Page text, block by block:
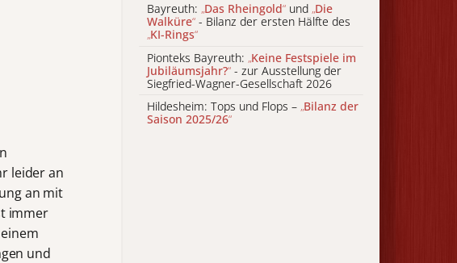
leider an
an mit
immer
und
Bayreuth: „Das Rheingold“ und „Die
Walküre“ - Bilanz der ersten Hälfte des
„KI-Rings“
Pionteks Bayreuth: „Keine Festspiele im
Jubiläumsjahr?“ - zur Ausstellung der
Siegfried-Wagner-Gesellschaft 2026
Hildesheim: Tops und Flops – „Bilanz der
Saison 2025/26“